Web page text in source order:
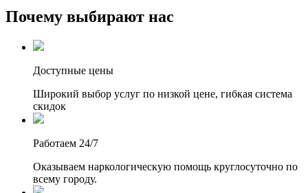
Почему выбирают нас
Доступные цены
Широкий выбор услуг по низкой цене, гибкая система
скидок
Работаем 24/7
Оказываем наркологическую помощь круглосуточно по
всему городу.